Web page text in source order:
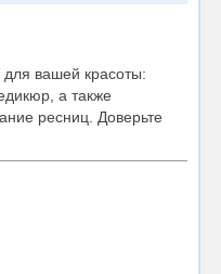
для вашей красоты:
а также
ресниц. Доверьте